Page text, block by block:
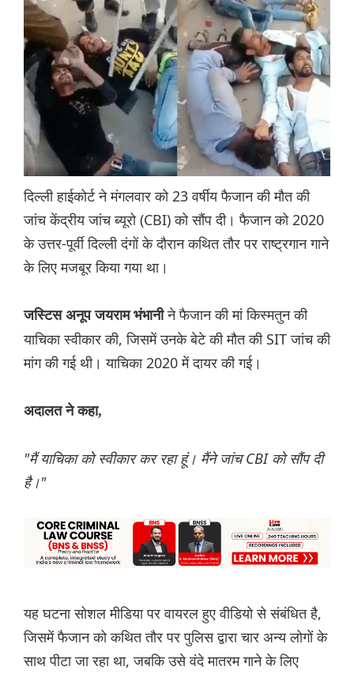
दिल्ली हाईकोर्ट ने मंगलवार को 23 वर्षीय फैजान की मौत की
जांच केंद्रीय जांच ब्यूरो (CBI) को सौंप दी। फैजान को 2020
के उत्तर-पूर्वी दिल्ली दंगों के दौरान कथित तौर पर राष्ट्रगान गाने
के लिए मजबूर किया गया था।
जस्टिस अनूप जयराम भंभानीने फैजान की मां किस्मतुन की
याचिका स्वीकार की, जिसमें उनके बेटे की मौत की SIT जांच की
मांग की गई थी। याचिका 2020 में दायर की गई।
अदालत ने कहा,
"मैं याचिका को स्वीकार कर रहा हूं। मैंने जांच CBI को सौंप दी
है।"
यह घटना सोशल मीडिया पर वायरल हुए वीडियो से संबंधित है,
जिसमें फैजान को कथित तौर पर पुलिस द्वारा चार अन्य लोगों के
साथ पीटा जा रहा था, जबकि उसे वंदे मातरम गाने के लिए